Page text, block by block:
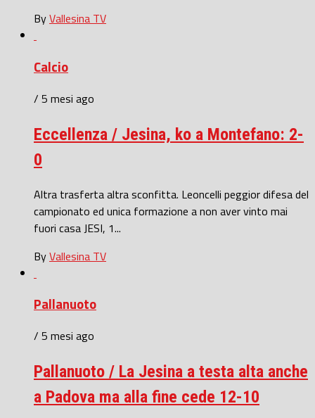
ByVallesina TV
Calcio
/ 5 mesi ago
Eccellenza / Jesina, ko a Montefano: 2-
0
Altra trasferta altra sconfitta. Leoncelli peggior difesa del
campionato ed unica formazione a non aver vinto mai
fuori casa JESI, 1...
ByVallesina TV
Pallanuoto
/ 5 mesi ago
Pallanuoto / La Jesina a testa alta anche
a Padova ma alla fine cede 12-10